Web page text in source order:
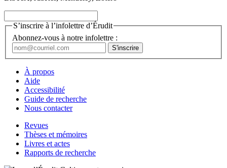
S’inscrire à l’infolettre d’Érudit
Abonnez-vous à notre infolettre :
À propos
Aide
Accessibilité
Guide de recherche
Nous contacter
Revues
Thèses et mémoires
Livres et actes
Rapports de recherche